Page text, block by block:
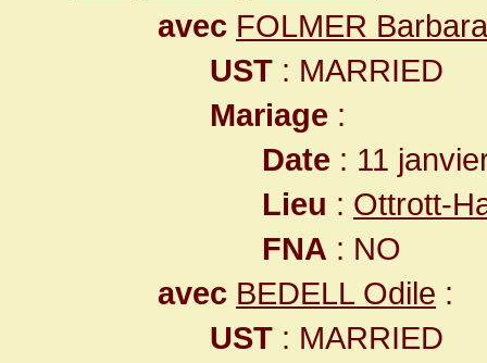
avec FOLMER Barbara
UST : MARRIED
Mariage :
Date : 11
Lieu : Ottrott-
FNA : NO
avec BEDELL Odile :
UST : MARRIED